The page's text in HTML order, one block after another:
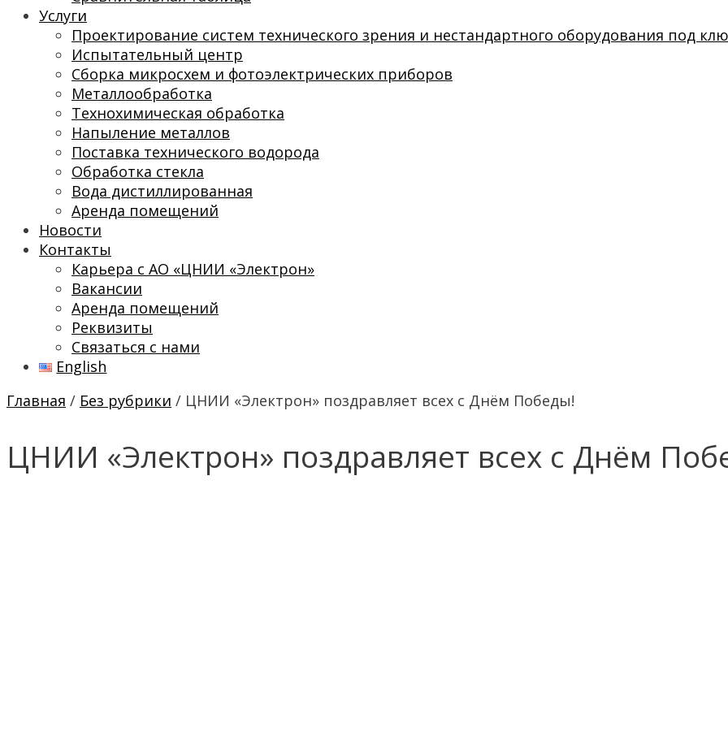
Услуги
Проектирование систем технического зрения и нестандартного оборудования под
Испытательный центр
Сборка микросхем и фотоэлектрических приборов
Металлообработка
Технохимическая обработка
Напыление металлов
Поставка технического водорода
Обработка стекла
Вода дистиллированная
Аренда помещений
Новости
Контакты
Карьера с АО «ЦНИИ «Электрон»
Вакансии
Аренда помещений
Реквизиты
Связаться с нами
English
Главная / Без рубрики / ЦНИИ «Электрон» поздравляет всех с Днём Победы!
ЦНИИ «Электрон» поздравляет всех с Днём